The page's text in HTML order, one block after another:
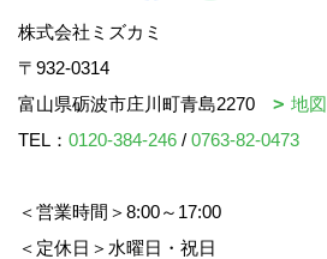
株式会社ミズカミ
〒932-0314
富山県砺波市庄川町青島2270
地図
TEL： 0120-384-246 / 0763-82-0473
＜営業時間＞8:00～17:00
＜定休日＞水曜日・祝日